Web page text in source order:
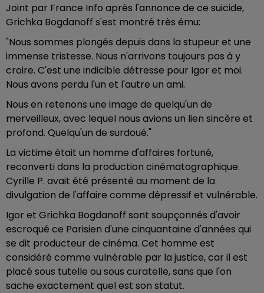
Joint par France Info après l'annonce de ce suicide,
Grichka Bogdanoff s'est montré très ému:
"Nous sommes plongés depuis dans la stupeur et une
immense tristesse. Nous n'arrivons toujours pas à y
croire. C'est une indicible détresse pour Igor et moi.
Nous avons perdu l'un et l'autre un ami.
Nous en retenons une image de quelqu'un de
merveilleux, avec lequel nous avions un lien sincère et
profond. Quelqu'un de surdoué."
La victime était un homme d'affaires fortuné,
reconverti dans la production cinématographique.
Cyrille P. avait été présenté au moment de la
divulgation de l'affaire comme dépressif et vulnérable.
Igor et Grichka Bogdanoff sont soupçonnés d'avoir
escroqué ce Parisien d'une cinquantaine d'années qui
se dit producteur de cinéma. Cet homme est
considéré comme vulnérable par la justice, car il est
placé sous tutelle ou sous curatelle, sans que l'on
sache exactement quel est son statut.